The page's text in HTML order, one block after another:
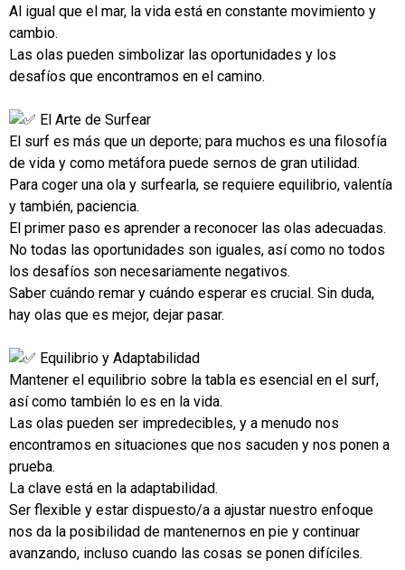
Al igual que el mar, la vida está en constante movimiento y
cambio.
Las olas pueden simbolizar las oportunidades y los
desafíos que encontramos en el camino.
El Arte de Surfear
El surf es más que un deporte; para muchos es una filosofía
de vida y como metáfora puede sernos de gran utilidad.
Para coger una ola y surfearla, se requiere equilibrio, valentía
y también, paciencia.
El primer paso es aprender a reconocer las olas adecuadas.
No todas las oportunidades son iguales, así como no todos
los desafíos son necesariamente negativos.
Saber cuándo remar y cuándo esperar es crucial. Sin duda,
hay olas que es mejor, dejar pasar.
Equilibrio y Adaptabilidad
Mantener el equilibrio sobre la tabla es esencial en el surf,
así como también lo es en la vida.
Las olas pueden ser impredecibles, y a menudo nos
encontramos en situaciones que nos sacuden y nos ponen a
prueba.
La clave está en la adaptabilidad.
Ser flexible y estar dispuesto/a a ajustar nuestro enfoque
nos da la posibilidad de mantenernos en pie y continuar
avanzando, incluso cuando las cosas se ponen difíciles.